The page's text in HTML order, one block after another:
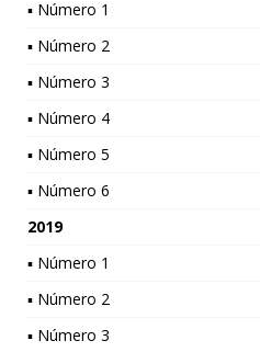
▪ Número 1
▪ Número 2
▪ Número 3
▪ Número 4
▪ Número 5
▪ Número 6
2019
▪ Número 1
▪ Número 2
▪ Número 3